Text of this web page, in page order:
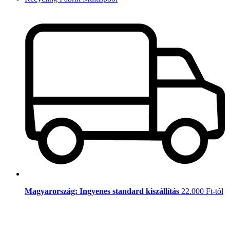
Magyarország: Ingyenes standard kiszállítás 22.000 Ft-tól